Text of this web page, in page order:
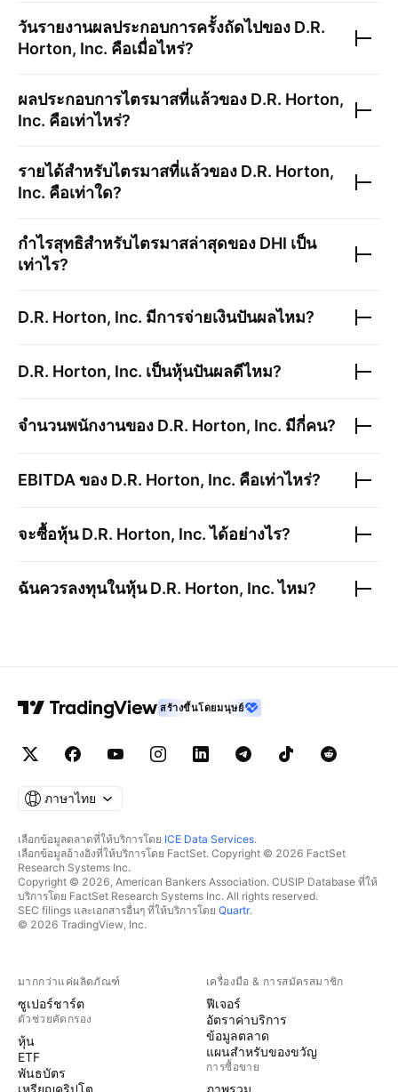
วันรายงานผลประกอบการครั้งถัดไปของ D.R.
Horton, Inc. คือเมื่อไหร่?
ผลประกอบการไตรมาสที่แล้วของ D.R. Horton,
Inc. คือเท่าไหร่?
รายได้สำหรับไตรมาสที่แล้วของ D.R. Horton,
Inc. คือเท่าใด?
กำไรสุทธิสำหรับไตรมาสล่าสุดของ DHI เป็น
เท่าไร?
D.R. Horton, Inc. มีการจ่ายเงินปันผลไหม?
D.R. Horton, Inc. เป็นหุ้นปันผลดีไหม?
จำนวนพนักงานของ D.R. Horton, Inc. มีกี่คน?
EBITDA ของ D.R. Horton, Inc. คือเท่าไหร่?
จะซื้อหุ้นD.R. Horton, Inc.ได้อย่างไร?
ฉันควรลงทุนในหุ้นD.R. Horton, Inc.ไหม?
สร้างขึ้นโดยมนุษย์
ภาษาไทย
เลือกข้อมูลตลาดที่ให้บริการโดย ICE Data Services.
เลือกข้อมูลอ้างอิงที่ให้บริการโดย FactSet. Copyright © 2026 FactSet
Research Systems Inc.
Copyright © 2026, American Bankers Association. CUSIP Database ที่ให้
บริการโดย FactSet Research Systems Inc. All rights reserved.
SEC filings และเอกสารอื่นๆ ที่ให้บริการโดย Quartr.
© 2026 TradingView, Inc.
มากกว่าแค่ผลิตภัณฑ์
ซูเปอร์ชาร์ต
ตัวช่วยคัดกรอง
หุ้น
ETF
พันธบัตร
เหรียญคริปโต
เครื่องมือ & การสมัครสมาชิก
ฟีเจอร์
อัตราค่าบริการ
ข้อมูลตลาด
แผนสำหรับของขวัญ
การซื้อขาย
ภาพรวม